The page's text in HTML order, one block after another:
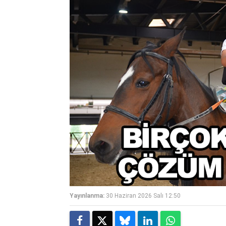
Yayınlanma: 30 Haziran 2026 Salı 12:50